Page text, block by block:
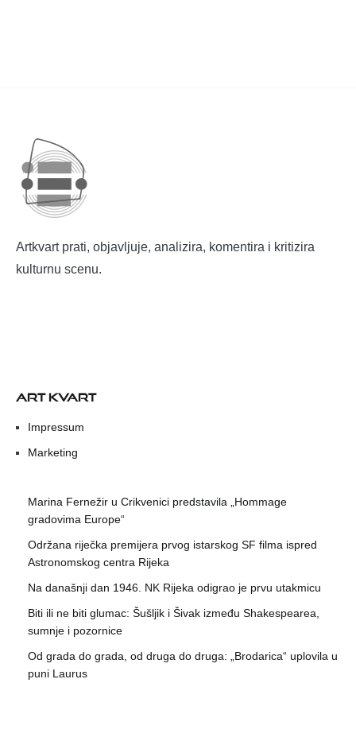
Artkvart prati, objavljuje, analizira, komentira i kritizira
kulturnu scenu.
ART KVART
Impressum
Marketing
Marina Fernežir u Crikvenici predstavila „Hommage
gradovima Europe“
Održana riječka premijera prvog istarskog SF filma ispred
Astronomskog centra Rijeka
Na današnji dan 1946. NK Rijeka odigrao je prvu utakmicu
Biti ili ne biti glumac: Šušljik i Šivak između Shakespearea,
sumnje i pozornice
Od grada do grada, od druga do druga: „Brodarica“ uplovila u
puni Laurus